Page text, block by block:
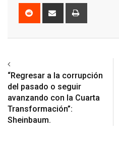
Reddit
Share
“Regresar a la corrupción
del pasado o seguir
avanzando con la Cuarta
Transformación”:
Sheinbaum.